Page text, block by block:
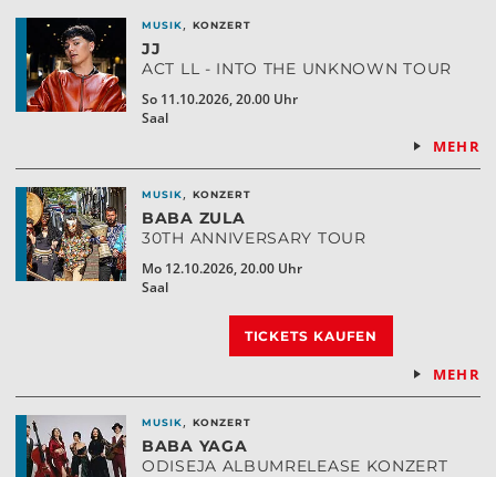
MUSIK, KONZERT
JJ
ACT LL - INTO THE UNKNOWN TOUR
So 11.10.2026, 20.00 Uhr
Saal
MEHR
MUSIK, KONZERT
BABA ZULA
30TH ANNIVERSARY TOUR
Mo 12.10.2026, 20.00 Uhr
Saal
MEHR
TICKETS KAUFEN
MUSIK, KONZERT
BABA YAGA
ODISEJA ALBUMRELEASE KONZERT